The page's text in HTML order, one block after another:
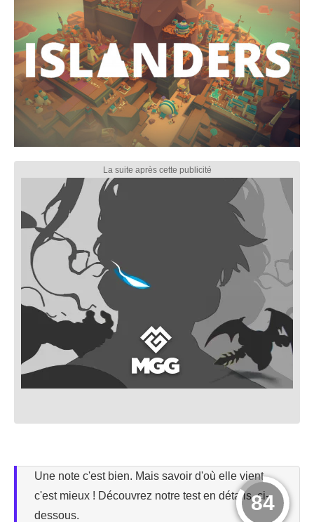
84
Une note c'est bien. Mais savoir d'où elle vient,
c'est mieux ! Découvrez notre test en détails, ci-
dessous.